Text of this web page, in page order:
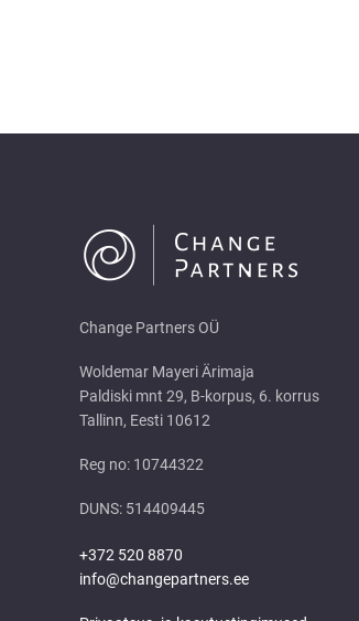
Change Partners OÜ
Woldemar Mayeri Ärimaja
Paldiski mnt 29, B-korpus, 6. korrus
Tallinn, Eesti 10612
Reg no: 10744322
DUNS: 514409445
+372 520 8870
info@changepartners.ee